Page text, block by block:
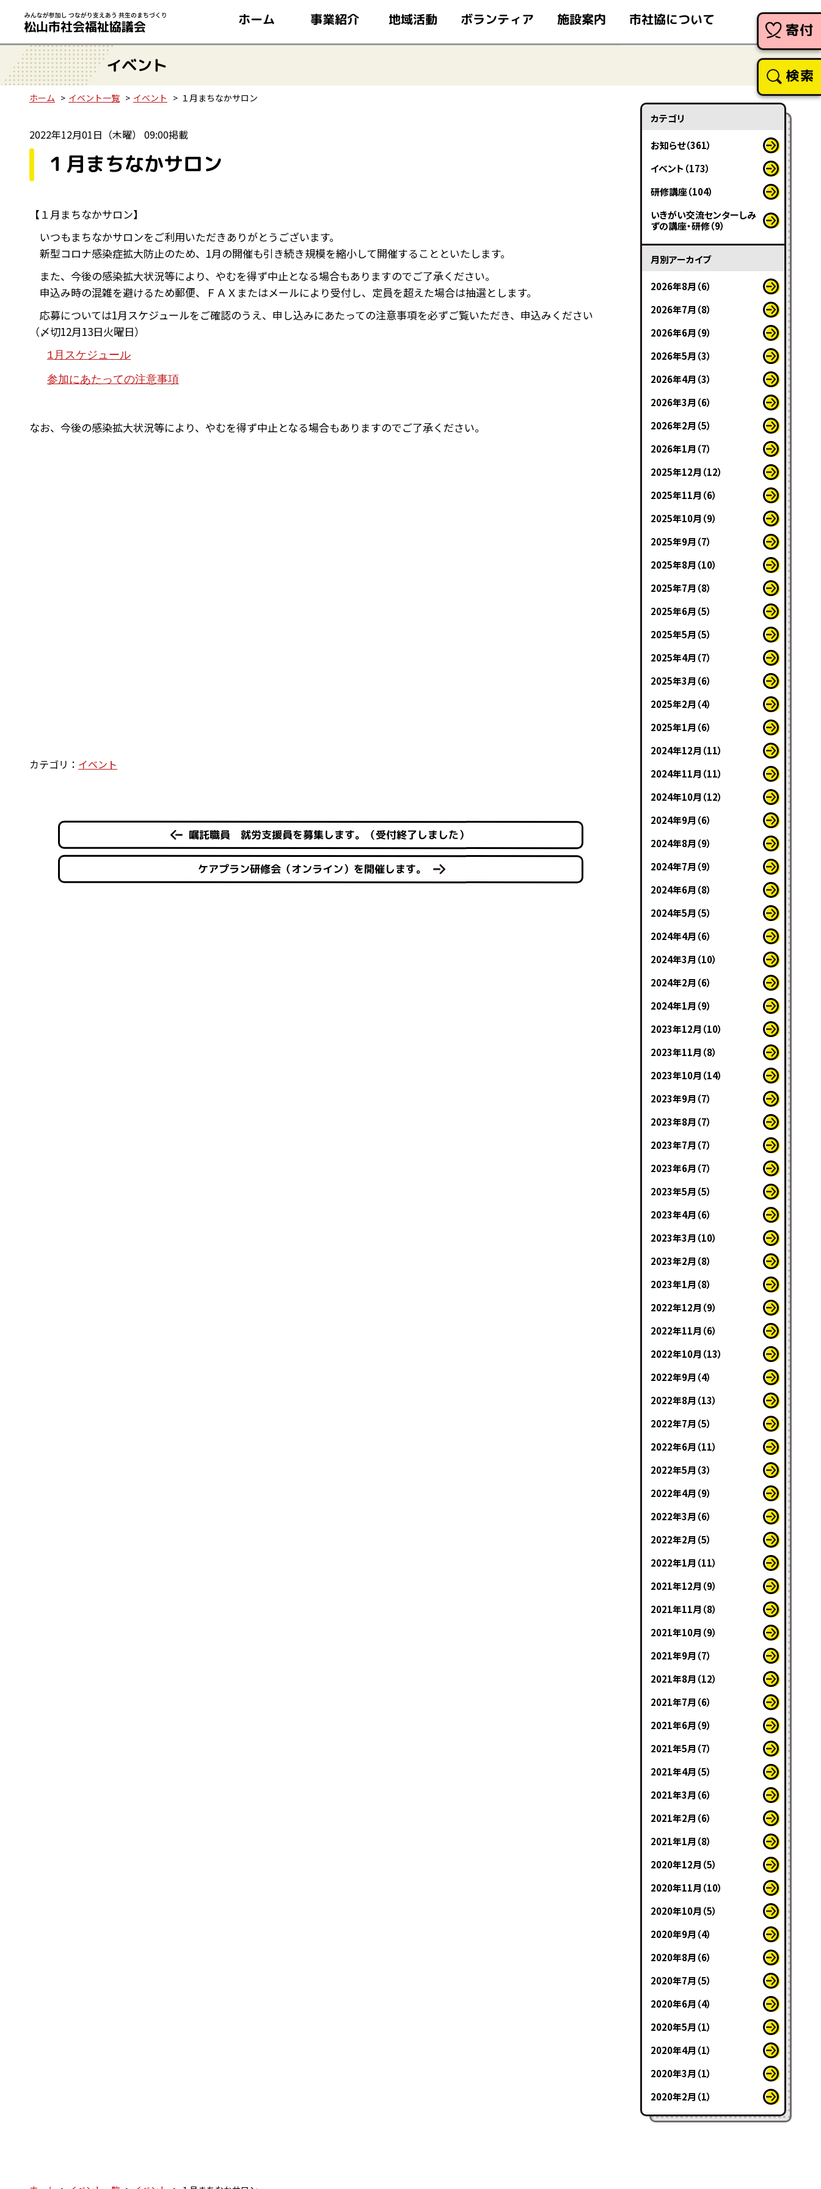
ホーム 事業紹介 地域活動 ボランティア 施設案内 市社協について
寄付
検索
イベント
ホーム イベント一覧 イベント １月まちなかサロン
2022年12月01日（木曜） 09:00掲載
１月まちなかサロン
【１月まちなかサロン】
いつもまちなかサロンをご利用いただきありがとうございます。
新型コロナ感染症拡大防止のため、1月の開催も引き続き規模を縮小して開催することといたします。
また、今後の感染拡大状況等により、やむを得ず中止となる場合もありますのでご了承ください。
申込み時の混雑を避けるため郵便、ＦＡＸまたはメールにより受付し、定員を超えた場合は抽選とします。
応募については1月スケジュールをご確認のうえ、申し込みにあたっての注意事項を必ずご覧いただき、申込みください
（〆切12月13日火曜日）
1月スケジュール
参加にあたっての注意事項
なお、今後の感染拡大状況等により、やむを得ず中止となる場合もありますのでご了承ください。
カテゴリ： イベント
嘱託職員 就労支援員を募集します。（受付終了しました）
ケアプラン研修会（オンライン）を開催します。
カテゴリ
お知らせ（361）
イベント（173）
研修講座（104）
いきがい交流センターしみ
ずの講座・研修（9）
月別アーカイブ
2026年8月（6）
2026年7月（8）
2026年6月（9）
2026年5月（3）
2026年4月（3）
2026年3月（6）
2026年2月（5）
2026年1月（7）
2025年12月（12）
2025年11月（6）
2025年10月（9）
2025年9月（7）
2025年8月（10）
2025年7月（8）
2025年6月（5）
2025年5月（5）
2025年4月（7）
2025年3月（6）
2025年2月（4）
2025年1月（6）
2024年12月（11）
2024年11月（11）
2024年10月（12）
2024年9月（6）
2024年8月（9）
2024年7月（9）
2024年6月（8）
2024年5月（5）
2024年4月（6）
2024年3月（10）
2024年2月（6）
2024年1月（9）
2023年12月（10）
2023年11月（8）
2023年10月（14）
2023年9月（7）
2023年8月（7）
2023年7月（7）
2023年6月（7）
2023年5月（5）
2023年4月（6）
2023年3月（10）
2023年2月（8）
2023年1月（8）
2022年12月（9）
2022年11月（6）
2022年10月（13）
2022年9月（4）
2022年8月（13）
2022年7月（5）
2022年6月（11）
2022年5月（3）
2022年4月（9）
2022年3月（6）
2022年2月（5）
2022年1月（11）
2021年12月（9）
2021年11月（8）
2021年10月（9）
2021年9月（7）
2021年8月（12）
2021年7月（6）
2021年6月（9）
2021年5月（7）
2021年4月（5）
2021年3月（6）
2021年2月（6）
2021年1月（8）
2020年12月（5）
2020年11月（10）
2020年10月（5）
2020年9月（4）
2020年8月（6）
2020年7月（5）
2020年6月（4）
2020年5月（1）
2020年4月（1）
2020年3月（1）
2020年2月（1）